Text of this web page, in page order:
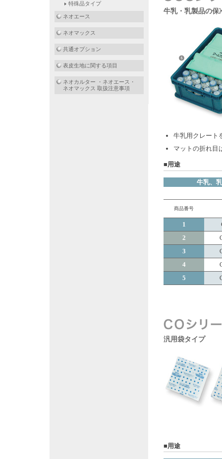
牛乳・乳製品の保
牛乳用クレート
マットの折れ目
■用途
牛乳、
商品番号
1
2
3
4
5
汎用袋タイプ
■用途
特殊品タイプ
ネオエース
ネオマックス
共通オプション
表皮生地に関する項目
ネオカルター ・ネオエース・
ネオマックス 取扱注意事項